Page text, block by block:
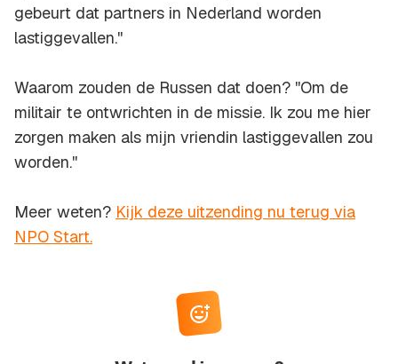
gebeurt dat partners in Nederland worden
lastiggevallen.''
Waarom zouden de Russen dat doen? ''Om de
militair te ontwrichten in de missie. Ik zou me hier
zorgen maken als mijn vriendin lastiggevallen zou
worden.''
Meer weten? Kijk deze uitzending nu terug via
NPO Start.